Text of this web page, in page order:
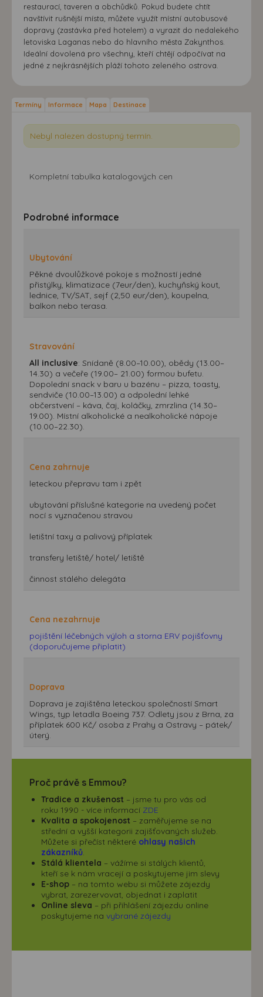
restaurací, taveren a obchůdků. Pokud budete chtít
navštívit rušnější místa, můžete využít místní autobusové
dopravy (zastávka před hotelem) a vyrazit do nedalekého
letoviska Laganas nebo do hlavního města Zakynthos.
Ideální dovolená pro všechny, kteří chtějí odpočívat na
jedné z nejkrásnějších pláží tohoto zeleného ostrova.
Termíny Informace Mapa Destinace
Nebyl nalezen dostupný termín.
Kompletní tabulka katalogových cen
Podrobné informace
Ubytování
Pěkné dvoulůžkové pokoje s možností jedné
přistýlky, klimatizace (7eur/den), kuchyňský kout,
lednice, TV/SAT, sejf (2,50 eur/den), koupelna,
balkon nebo terasa.
Stravování
All inclusive: Snídaně (8.00–10.00), obědy (13.00–
14.30) a večeře (19.00– 21.00) formou bufetu.
Dopolední snack v baru u bazénu – pizza, toasty,
sendviče (10.00–13.00) a odpolední lehké
občerstvení – káva, čaj, koláčky, zmrzlina (14.30–
19.00). Místní alkoholické a nealkoholické nápoje
(10.00–22.30).
Cena zahrnuje
leteckou přepravu tam i zpět
ubytování příslušné kategorie na uvedený počet
nocí s vyznačenou stravou
letištní taxy a palivový příplatek
transfery letiště/ hotel/ letiště
činnost stálého delegáta
Cena nezahrnuje
pojištění léčebných výloh a storna ERV pojišťovny
(doporučujeme připlatit)
Doprava
Doprava je zajištěna leteckou společností Smart
Wings, typ letadla Boeing 737. Odlety jsou z Brna, za
příplatek 600 Kč/ osoba z Prahy a Ostravy – pátek/
úterý.
Proč právě s Emmou?
Tradice a zkušenost – jsme tu pro vás od
roku 1990 - více informací ZDE
Kvalita a spokojenost – zaměřujeme se na
střední a vyšší kategorii zajišťovaných služeb.
Můžete si přečíst některé ohlasy našich
zákazníků.
Stálá klientela – vážíme si stálých klientů,
kteří se k nám vracejí a poskytujeme jim slevy
E-shop – na tomto webu si můžete zájezdy
vybrat, zarezervovat, objednat i zaplatit
Online sleva – při přihlášení zájezdu online
poskytujeme na vybrané zájezdy